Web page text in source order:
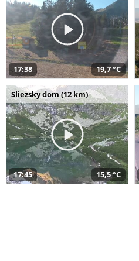
17:38 19,7 °C
Sliezsky dom (12 km)
17:45 15,5 °C